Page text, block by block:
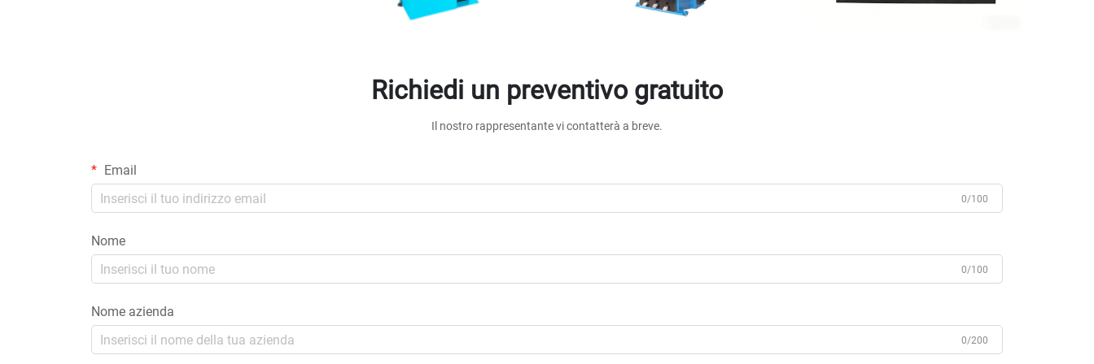
Richiedi un preventivo gratuito
Il nostro rappresentante vi contatterà a breve.
Email
0/100
Nome
0/100
Nome azienda
0/200